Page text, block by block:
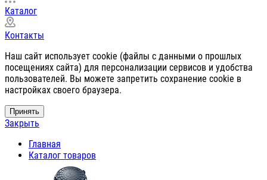
Каталог
Контакты
Наш сайт использует cookie (файлы с данными о прошлых
посещениях сайта) для персонализации сервисов и удобства
пользователей. Вы можете запретить сохранение cookie в
настройках своего браузера.
Принять
Закрыть
Главная
Каталог товаров